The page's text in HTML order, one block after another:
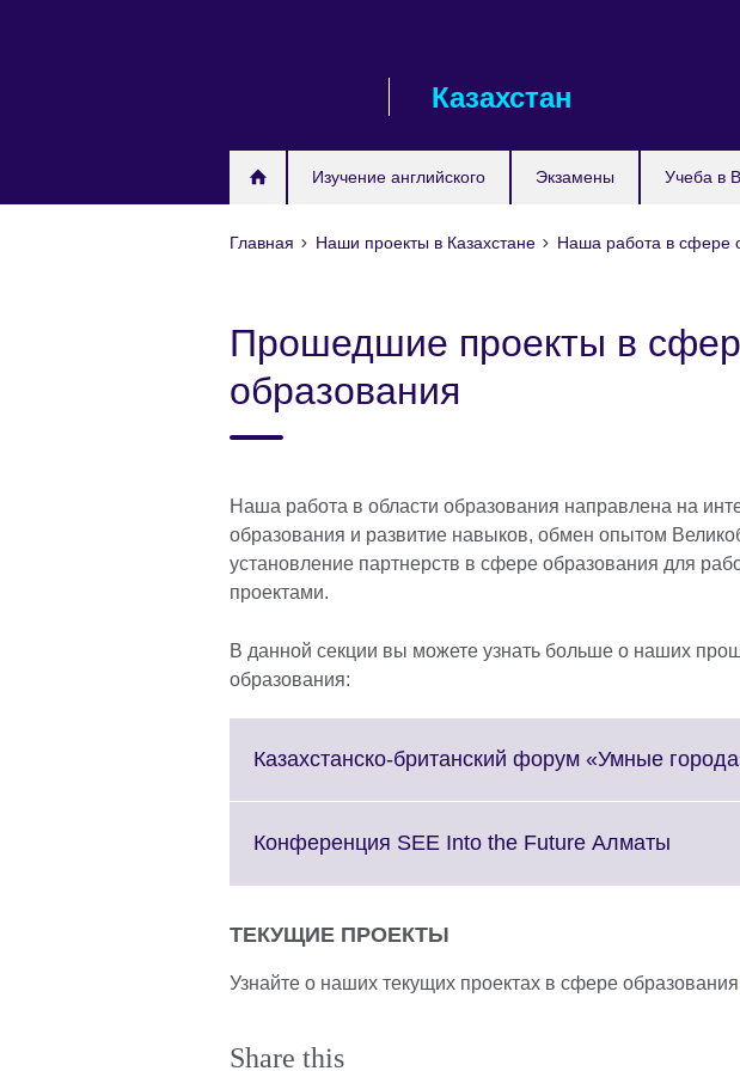
Казахстан
Изучение английского Экзамены Учеба в
Главная Наши проекты в Казахстане Наша работа в сфере
Прошедшие проекты в
образования
Наша работа в области образования направлена на
образования и развитие навыков, обмен опытом
установление партнерств в сфере образования для
проектами.
В данной секции вы можете узнать больше о наших
образования:
Казахстанско-британский форум «Умные
Конференция SEE Into the Future Алматы
ТЕКУЩИЕ ПРОЕКТЫ
Узнайте о наших текущих проектах в сфере образования
Share this